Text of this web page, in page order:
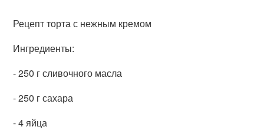
Рецепт торта с нежным кремом
Ингредиенты:
- 250 г сливочного масла
- 250 г сахара
- 4 яйца